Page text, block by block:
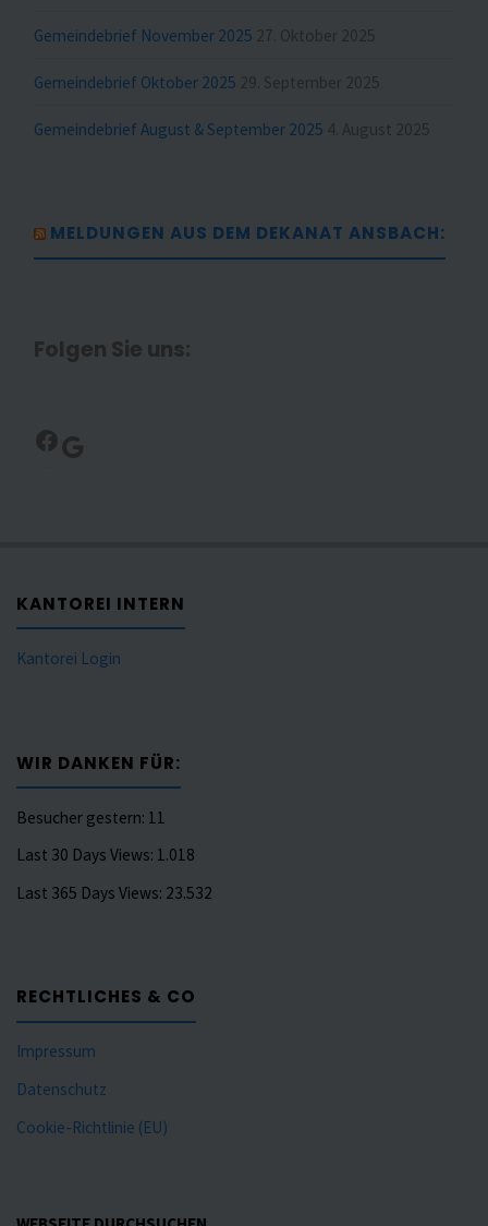
Gemeindebrief November 2025 27. Oktober 2025
Gemeindebrief Oktober 2025 29. September 2025
Gemeindebrief August & September 2025 4. August 2025
MELDUNGEN AUS DEM DEKANAT ANSBACH:
Folgen Sie uns:
Facebook
Google
KANTOREI INTERN
Kantorei Login
WIR DANKEN FÜR:
Besucher gestern: 11
Last 30 Days Views: 1.018
Last 365 Days Views: 23.532
RECHTLICHES & CO
Impressum
Datenschutz
Cookie-Richtlinie (EU)